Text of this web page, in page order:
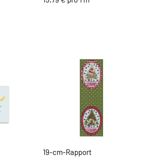
19-cm-Rapport